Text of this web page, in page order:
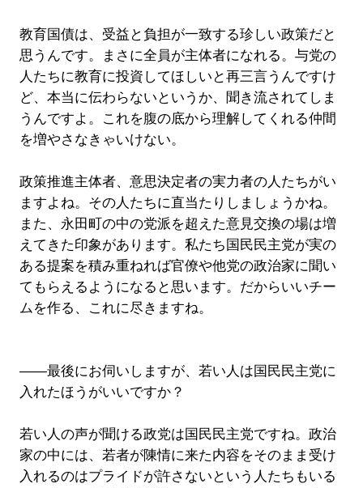
教育国債は、受益と負担が一致する珍しい政策だと
思うんです。まさに全員が主体者になれる。与党の
人たちに教育に投資してほしいと再三言うんですけ
ど、本当に伝わらないというか、聞き流されてしま
うんですよ。これを腹の底から理解してくれる仲間
を増やさなきゃいけない。
政策推進主体者、意思決定者の実力者の人たちがい
ますよね。その人たちに直当たりしましょうかね。
また、永田町の中の党派を超えた意見交換の場は増
えてきた印象があります。私たち国民民主党が実の
ある提案を積み重ねれば官僚や他党の政治家に聞い
てもらえるようになると思います。だからいいチー
ムを作る、これに尽きますね。
――最後にお伺いしますが、若い人は国民民主党に
入れたほうがいいですか？
若い人の声が聞ける政党は国民民主党ですね。政治
家の中には、若者が陳情に来た内容をそのまま受け
入れるのはプライドが許さないという人たちもいる